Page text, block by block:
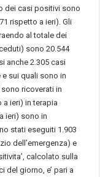
dei casi positivi sono
rispetto a ieri). Gli
al totale dei
sono 20.544
anche 2.305 casi
sui quali sono in
ricoverati in
a ieri) in terapia
ieri) sono in
stati eseguiti 1.903
dell’emergenza) e
calcolato sulla
del giorno, e’ pari a